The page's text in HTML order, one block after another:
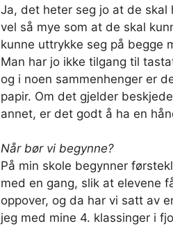
Ja, det heter seg jo at de
vel så mye som at de skal
kunne uttrykke seg på begge
Man har jo ikke tilgang til
og i noen sammenhenger er
papir. Om det gjelder
annet, er det godt å ha en
Når bør vi begynne?
På min skole begynner
med en gang, slik at elevene
oppover, og da har vi satt av
jeg med mine 4. klassinger i